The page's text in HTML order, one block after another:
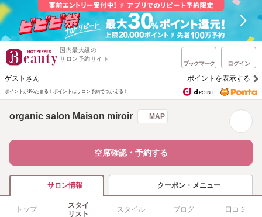
国内最大級の
サロン予約サイト
ブックマーク ログイン
ゲストさん ポイントを表示する
ポイントが1%たまる！ ポイントはサロン予約でつかえる！
organic salon Maison miroir MAP
空席確認・予約する
サロン情報 クーポン・メニュー
トップ
スタイ
リスト
スタイル ブログ 口コミ